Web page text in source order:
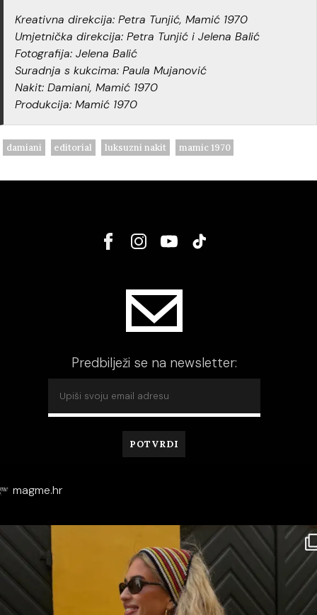
Kreativna direkcija: Petra Tunjić, Mamić 1970
Umjetnička direkcija: Petra Tunjić i Jelena Balić
Fotografija: Jelena Balić
Suradnja s kukcima: Paula Mujanović
Nakit: Damiani, Mamić 1970
Produkcija: Mamić 1970
damiani editorial luksuzni nakit mamic 1970
Predbilježi se na newsletter:
magme.hr